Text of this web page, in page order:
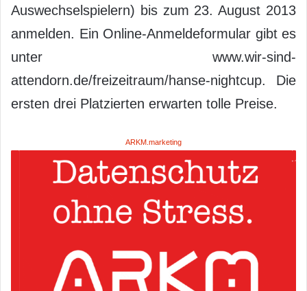
Auswechselspielern) bis zum 23. August 2013
anmelden. Ein Online-Anmeldeformular gibt es
unter www.wir-sind-
attendorn.de/freizeitraum/hanse-nightcup. Die
ersten drei Platzierten erwarten tolle Preise.
ARKM.marketing